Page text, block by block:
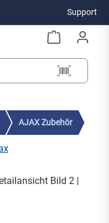
Support
AJAX Zubehör